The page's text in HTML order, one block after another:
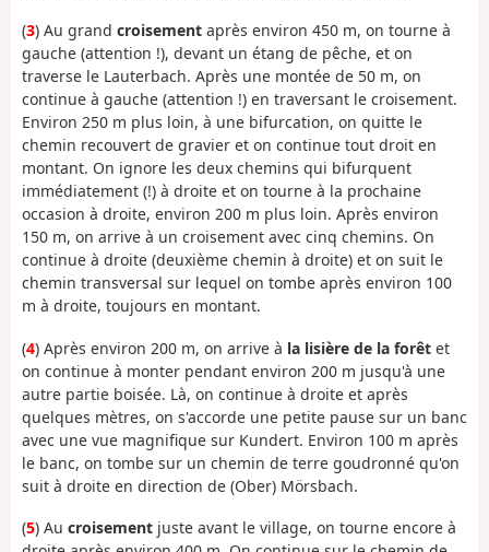
(3) Au grand croisement après environ 450 m, on tourne à
gauche (attention !), devant un étang de pêche, et on
traverse le Lauterbach. Après une montée de 50 m, on
continue à gauche (attention !) en traversant le croisement.
Environ 250 m plus loin, à une bifurcation, on quitte le
chemin recouvert de gravier et on continue tout droit en
montant. On ignore les deux chemins qui bifurquent
immédiatement (!) à droite et on tourne à la prochaine
occasion à droite, environ 200 m plus loin. Après environ
150 m, on arrive à un croisement avec cinq chemins. On
continue à droite (deuxième chemin à droite) et on suit le
chemin transversal sur lequel on tombe après environ 100
m à droite, toujours en montant.
(4) Après environ 200 m, on arrive à la lisière de la forêt et
on continue à monter pendant environ 200 m jusqu'à une
autre partie boisée. Là, on continue à droite et après
quelques mètres, on s'accorde une petite pause sur un banc
avec une vue magnifique sur Kundert. Environ 100 m après
le banc, on tombe sur un chemin de terre goudronné qu'on
suit à droite en direction de (Ober) Mörsbach.
(5) Au croisement juste avant le village, on tourne encore à